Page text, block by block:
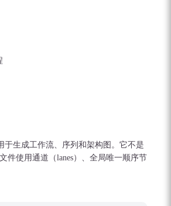
于生成工作流、序列和架构图。它不是
件使用通道（lanes）、全局唯一顺序节